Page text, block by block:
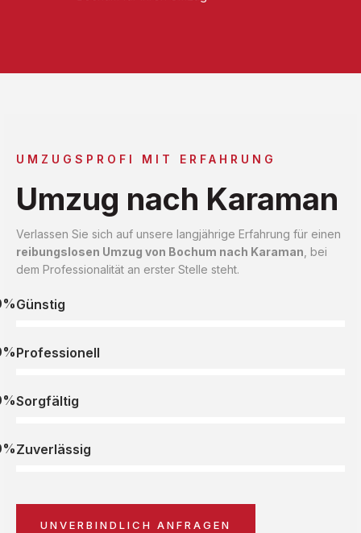
UMZUGSPROFI MIT ERFAHRUNG
Umzug nach Karaman
Verlassen Sie sich auf unsere langjährige Erfahrung für einen
reibungslosen Umzug von Bochum nach Karaman , bei
dem Professionalität an erster Stelle steht.
Günstig
Professionell
Sorgfältig
Zuverlässig
UNVERBINDLICH ANFRAGEN